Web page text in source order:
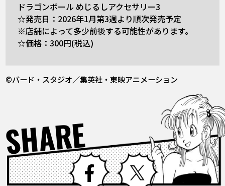
ドラゴンボール めじるしアクセサリー3
☆発売日：2026年1月第3週より順次発売予定
※店舗によって多少前後する可能性があります。
☆価格：300円(税込)
©バード・スタジオ／集英社・東映アニメーション
SHARE Facebook X